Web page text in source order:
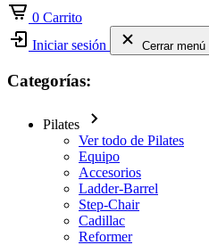
0 Carrito
Iniciar sesión
Cerrar menú
Categorías:
Pilates
Ver todo de Pilates
Equipo
Accesorios
Ladder-Barrel
Step-Chair
Cadillac
Reformer